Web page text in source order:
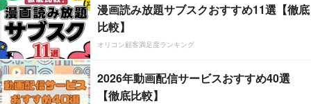
漫画読み放題サブスクおすすめ11選【徹底
比較】
オリコン顧客満足度ランキング
2026年動画配信サービスおすすめ40選
【徹底比較】